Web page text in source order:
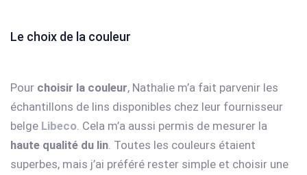
Le choix de la couleur
Pour choisir la couleur, Nathalie m’a fait parvenir les
échantillons de lins disponibles chez leur fournisseur
belge Libeco . Cela m’a aussi permis de mesurer la
haute qualité du lin . Toutes les couleurs étaient
superbes, mais j’ai préféré rester simple et choisir une